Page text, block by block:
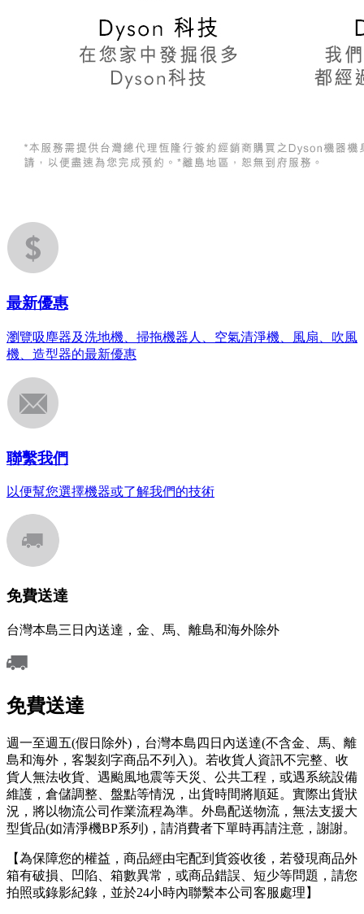
最新優惠
瀏覽吸塵器及洗地機、掃拖機器人、空氣清淨機、風扇、吹風
機、造型器的最新優惠
聯繫我們
以便幫您選擇機器或了解我們的技術
免費送達
台灣本島三日內送達，金、馬、離島和海外除外
免費送達
週一至週五(假日除外)，台灣本島四日內送達(不含金、馬、離
島和海外，客製刻字商品不列入)。若收貨人資訊不完整、收
貨人無法收貨、遇颱風地震等天災、公共工程，或遇系統設備
維護，倉儲調整、盤點等情況，出貨時間將順延。實際出貨狀
況，將以物流公司作業流程為準。外島配送物流，無法支援大
型貨品(如清淨機BP系列)，請消費者下單時再請注意，謝謝。
【為保障您的權益，商品經由宅配到貨簽收後，若發現商品外
箱有破損、凹陷、箱數異常，或商品錯誤、短少等問題，請您
拍照或錄影紀錄，並於24小時內聯繫本公司客服處理】